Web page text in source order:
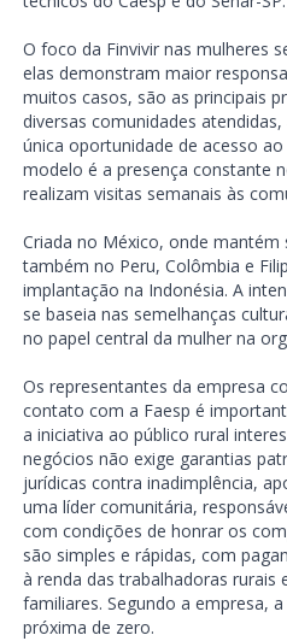
O foco da Finvivir nas mulheres
elas demonstram maior
muitos casos, são as principais
diversas comunidades
única oportunidade de acesso
modelo é a presença constante
realizam visitas semanais às
Criada no México, onde mantém
também no Peru, Colômbia e
implantação na Indonésia. A
se baseia nas semelhanças
no papel central da mulher na
Os representantes da empresa
contato com a Faesp é
a iniciativa ao público rural
negócios não exige garantias
jurídicas contra inadimplência,
uma líder comunitária,
com condições de honrar os
são simples e rápidas, com
à renda das trabalhadoras rurais
familiares. Segundo a empresa,
próxima de zero.